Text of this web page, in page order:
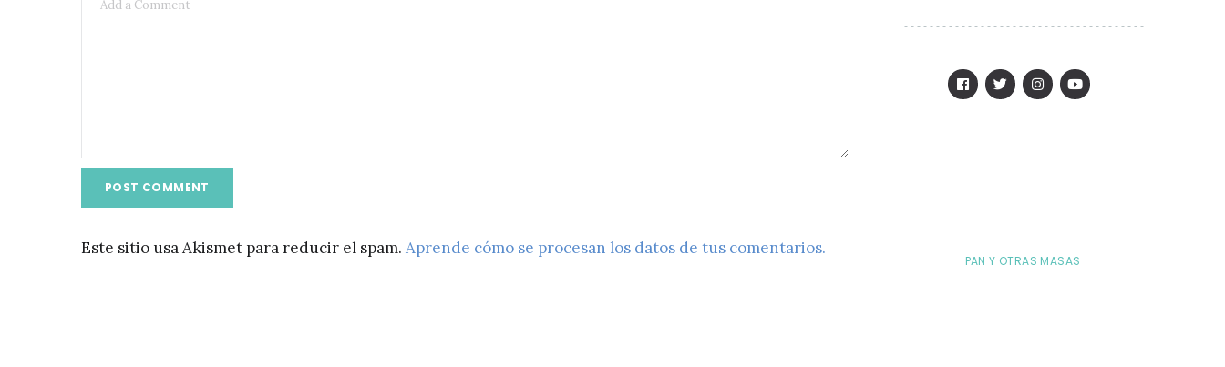
Este sitio usa Akismet para reducir el spam. Aprende cómo se procesan los datos de tus comentarios.
PAN Y OTRAS MASAS